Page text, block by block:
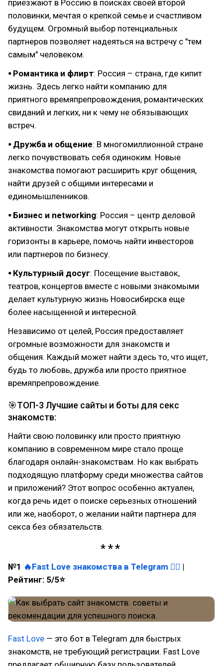
приезжают в Россию в поисках своей второй
половинки, мечтая о крепкой семье и счастливом
будущем. Огромный выбор потенциальных
партнеров позволяет надеяться на встречу с "тем
самым" человеком.
⦁ Романтика и флирт: Россия – страна, где кипит
жизнь. Здесь легко найти компанию для
приятного времяпрепровождения, романтических
свиданий и легких, ни к чему не обязывающих
встреч.
⦁ Дружба и общение: В многомиллионной стране
легко почувствовать себя одиноким. Новые
знакомства помогают расширить круг общения,
найти друзей с общими интересами и
единомышленников.
⦁ Бизнес и networking: Россия – центр деловой
активности. Знакомства могут открыть новые
горизонты в карьере, помочь найти инвесторов
или партнеров по бизнесу.
⦁ Культурный досуг: Посещение выставок,
театров, концертов вместе с новыми знакомыми
делает культурную жизнь Новосибирска еще
более насыщенной и интересной.
Независимо от целей, Россия предоставляет
огромные возможности для знакомств и
общения. Каждый может найти здесь то, что ищет,
будь то любовь, дружба или просто приятное
времяпрепровождение.
🎯ТОП-3 Лучшие сайты и боты для секс
знакомств:
Найти свою половинку или просто приятную
компанию в современном мире стало проще
благодаря онлайн-знакомствам. Но как выбрать
подходящую платформу среди множества сайтов
и приложений? Этот вопрос особенно актуален,
когда речь идет о поиске серьезных отношений
или же, наоборот, о желании найти партнера для
секса без обязательств.
№1 🔥Fast Love знакомства в Telegram 👈🏻 |
Рейтинг: 5/5⭐
Fast Love — это бот в Telegram для быстрых
знакомств, не требующий регистрации. Fast Love